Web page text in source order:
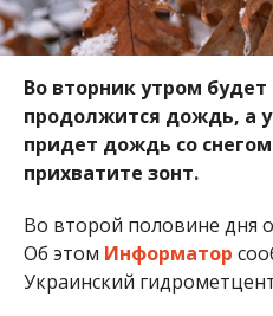
Во вторник утром
продолжится дождь, а
придет дождь со
прихватите зонт.
Во второй половине дня
Об этом Информатор
Украинский